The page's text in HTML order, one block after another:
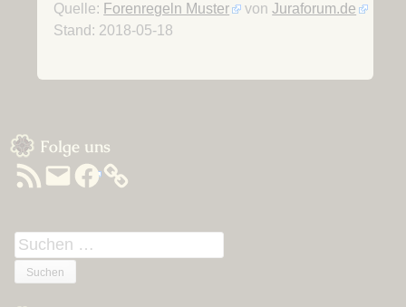
Quelle: Forenregeln Muster vonJuraforum.de
Stand: 2018-05-18
Sidebar
Folge uns
RSS-
Feed
E-
Mail
Facebook
Suchen
nach: